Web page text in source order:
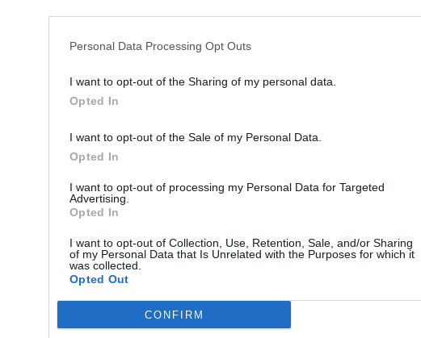
Personal Data Processing Opt Outs
I want to opt-out of the Sharing of my personal data.
Opted In
I want to opt-out of the Sale of my Personal Data.
Opted In
I want to opt-out of processing my Personal Data for Targeted
Advertising.
Opted In
I want to opt-out of Collection, Use, Retention, Sale, and/or Sharing
of my Personal Data that Is Unrelated with the Purposes for which it
was collected.
Opted Out
CONFIRM